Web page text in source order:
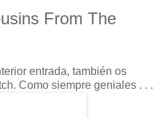
From The
entrada, también os
Como siempre geniales . . .